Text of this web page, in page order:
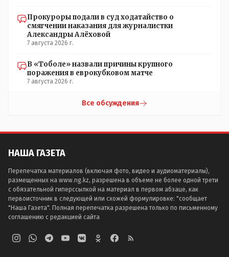
Прокуроры подали в суд ходатайство о
смягчении наказания для журналистки
Александры Алёховой
7 августа 2026 г.
В «Тоболе» назвали причины крупного
поражения в еврокубковом матче
7 августа 2026 г.
Все обсуждения
НАША ГАЗЕТА
Перепечатка материалов (включая фото, видео и аудиоматериалы),
размещенных на www.ng.kz, разрешена в объеме не более одной трети
с обязательной гиперссылкой на материал в первом абзаце, как
первоисточник в следующей или схожей формулировке: "сообщает
"Наша Газета". Полная перепечатка разрешена только по письменному
соглашению с редакцией сайта